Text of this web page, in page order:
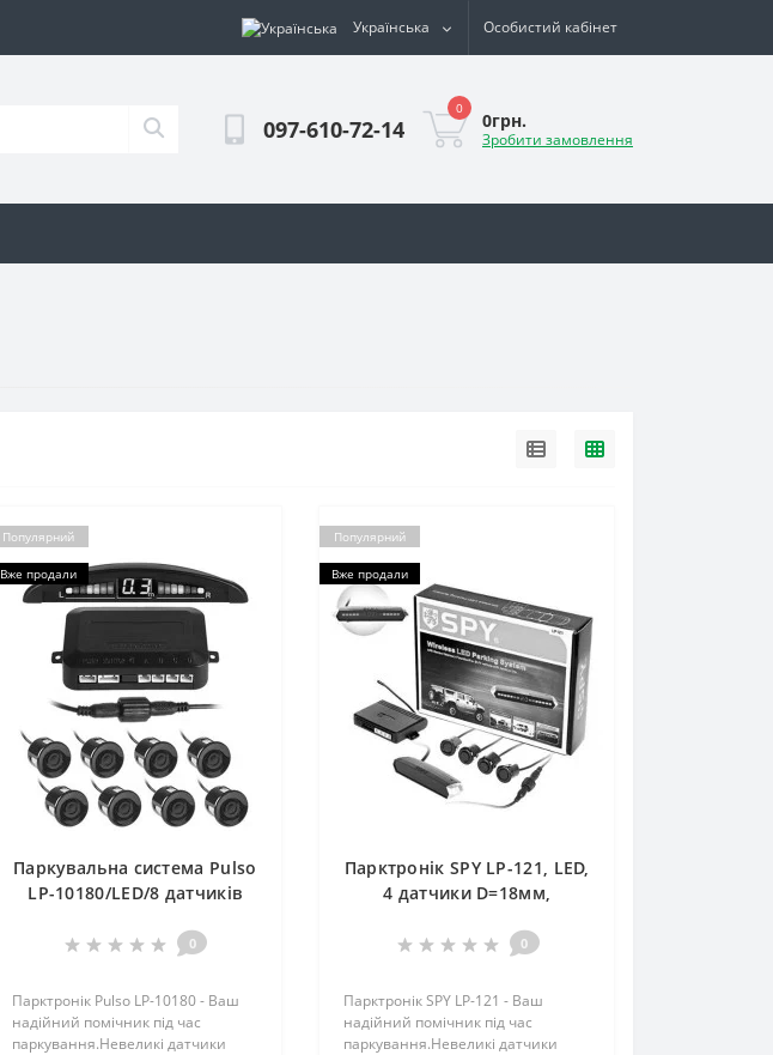
Українська Особистий кабінет
097-610-72-14
0
0грн.
Зробити замовлення
Популярний
Вже продали
Паркувальна система Pulso
LP-10180/LED/8 датчикiв
(LP-10180-black)
0
Парктронік Pulso LP-10180 - Ваш
надійний помічник під час
паркування.Невеликі датчики
Популярний
Вже продали
Парктронік SPY LP-121, LED,
4 датчики D=18мм,
чорний
0
Парктронік SPY LP-121 - Ваш
надійний помічник під час
паркування.Невеликі датчики